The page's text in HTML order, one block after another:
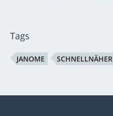
Tags
JANOME SCHNELLNÄHER